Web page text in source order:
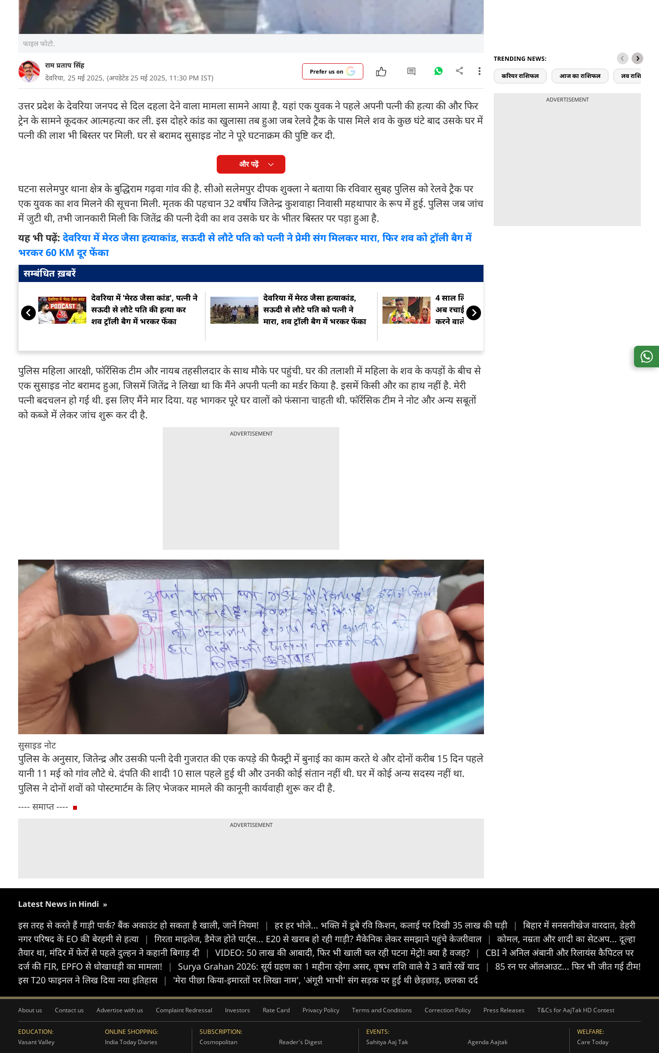
फाइल फोटो.
राम प्रताप सिंह
देवरिया, 25 मई 2025, (अपडेटेड 25 मई 2025, 11:30 PM IST)
Prefer us on
उत्तर प्रदेश के देवरिया जनपद से दिल दहला देने वाला मामला सामने आया है. यहां एक युवक ने पहले अपनी पत्नी की हत्या की और फिर
ट्रेन के सामने कूदकर आत्महत्या कर ली. इस दोहरे कांड का खुलासा तब हुआ जब रेलवे ट्रैक के पास मिले शव के कुछ घंटे बाद उसके घर में
पत्नी की लाश भी बिस्तर पर मिली. घर से बरामद सुसाइड नोट ने पूरे घटनाक्रम की पुष्टि कर दी.
और पढ़ें
घटना सलेमपुर थाना क्षेत्र के बुद्धिराम गढ़वा गांव की है. सीओ सलेमपुर दीपक शुक्ला ने बताया कि रविवार सुबह पुलिस को रेलवे ट्रैक पर
एक युवक का शव मिलने की सूचना मिली. मृतक की पहचान 32 वर्षीय जितेन्द्र कुशवाहा निवासी महथापार के रूप में हुई. पुलिस जब जांच
में जुटी थी, तभी जानकारी मिली कि जितेंद्र की पत्नी देवी का शव उसके घर के भीतर बिस्तर पर पड़ा हुआ है.
यह भी पढ़ें: देवरिया में मेरठ जैसा हत्याकांड, सऊदी से लौटे पति को पत्नी ने प्रेमी संग मिलकर मारा, फिर शव को ट्रॉली बैग में
भरकर 60 KM दूर फेंका
सम्बंधित ख़बरें
देवरिया में 'मेरठ जैसा कांड', पत्नी ने
सऊदी से लौटे पति की हत्या कर
शव ट्रॉली बैग में भरकर फेंका
देवरिया में मेरठ जैसा हत्याकांड,
सऊदी से लौटे पति को पत्नी ने
मारा, शव ट्रॉली बैग में भरकर फेंका
4 साल लिव इन में रहे, दो बच्चे हुए,
अब रचाई शादी... ईंट-भट्ठे में काम
करने वाले कपल की प्रेम कहानी
पुलिस महिला आरक्षी, फॉरेंसिक टीम और नायब तहसीलदार के साथ मौके पर पहुंची. घर की तलाशी में महिला के शव के कपड़ों के बीच से
एक सुसाइड नोट बरामद हुआ, जिसमें जितेंद्र ने लिखा था कि मैंने अपनी पत्नी का मर्डर किया है. इसमें किसी और का हाथ नहीं है. मेरी
पत्नी बदचलन हो गई थी. इस लिए मैंने मार दिया. यह भागकर पूरे घर वालों को फंसाना चाहती थी. फॉरेंसिक टीम ने नोट और अन्य सबूतों
को कब्जे में लेकर जांच शुरू कर दी है.
ADVERTISEMENT
सुसाइड नोट
पुलिस के अनुसार, जितेन्द्र और उसकी पत्नी देवी गुजरात की एक कपड़े की फैक्ट्री में बुनाई का काम करते थे और दोनों करीब 15 दिन पहले
यानी 11 मई को गांव लौटे थे. दंपति की शादी 10 साल पहले हुई थी और उनकी कोई संतान नहीं थी. घर में कोई अन्य सदस्य नहीं था.
पुलिस ने दोनों शवों को पोस्टमार्टम के लिए भेजकर मामले की कानूनी कार्यवाही शुरू कर दी है.
---- समाप्त ----
ADVERTISEMENT
TRENDING NEWS:
करियर राशिफल आज का राशिफल लव राशिफल
ADVERTISEMENT
Latest News in Hindi »
इस तरह से करते हैं गाड़ी पार्क? बैंक अकाउंट हो सकता है खाली, जानें नियम! | हर हर भोले... भक्ति में डूबे रवि किशन, कलाई पर दिखी 35 लाख की घड़ी |
बिहार में सनसनीखेज वारदात, डेहरी
नगर परिषद के EO की बेरहमी से हत्या
| गिरता माइलेज, डैमेज होते पार्ट्स... E20 से खराब हो रही गाड़ी? मैकेनिक लेकर समझाने पहुंचे केजरीवाल |
कोमल, नम्रता और शादी का सेटअप... दूल्हा
तैयार था, मंदिर में फेरों से पहले दुल्हन ने कहानी बिगाड़ दी
| VIDEO: 50 लाख की आबादी, फिर भी खाली चल रही पटना मेट्रो! क्या है वजह? |
CBI ने अनिल अंबानी और रिलायंस कैपिटल पर
दर्ज की FIR, EPFO से धोखाधड़ी का मामला!
| Surya Grahan 2026: सूर्य ग्रहण का 1 महीना रहेगा असर, वृषभ राशि वाले ये 3 बातें रखें याद |
85 रन पर ऑलआउट... फिर भी जीत गई टीम!
इस T20 फाइनल ने लिख दिया नया इतिहास | 'मेरा पीछा किया-इमारतों पर लिखा नाम', 'अंगूरी भाभी' संग सड़क पर हुई थी छेड़छाड़, छलका दर्द
About us Contact us Advertise with us Complaint Redressal Investors Rate Card Privacy Policy Terms and Conditions Correction Policy Press Releases T&Cs for AajTak HD Contest
EDUCATION:
Vasant Valley
ONLINE SHOPPING:
India Today Diaries
SUBSCRIPTION:
Cosmopolitan
Reader's Digest
EVENTS:
Sahitya Aaj Tak
Agenda Aajtak
WELFARE:
Care Today